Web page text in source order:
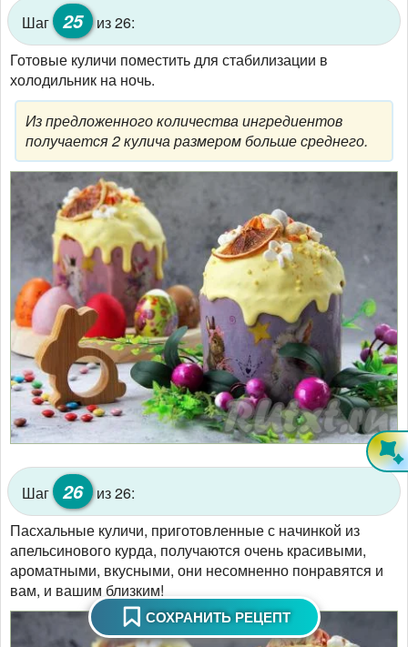
Шаг 25 из 26:
Готовые куличи поместить для стабилизации в
холодильник на ночь.
Из предложенного количества ингредиентов
получается 2 кулича размером больше среднего.
Шаг 26 из 26:
Пасхальные куличи, приготовленные с начинкой из
апельсинового курда, получаются очень красивыми,
ароматными, вкусными, они несомненно понравятся и
вам, и вашим близким!
СОХРАНИТЬ РЕЦЕПТ